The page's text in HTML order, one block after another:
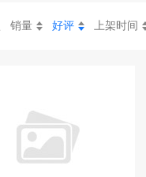
销量 好评 上架时间